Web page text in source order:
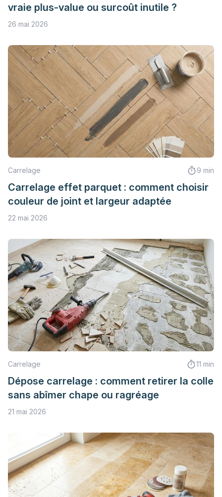
vraie plus-value ou surcoût inutile ?
26 mai 2026
Carrelage 9 min
Carrelage effet parquet : comment choisir
couleur de joint et largeur adaptée
22 mai 2026
Carrelage 11 min
Dépose carrelage : comment retirer la colle
sans abîmer chape ou ragréage
21 mai 2026